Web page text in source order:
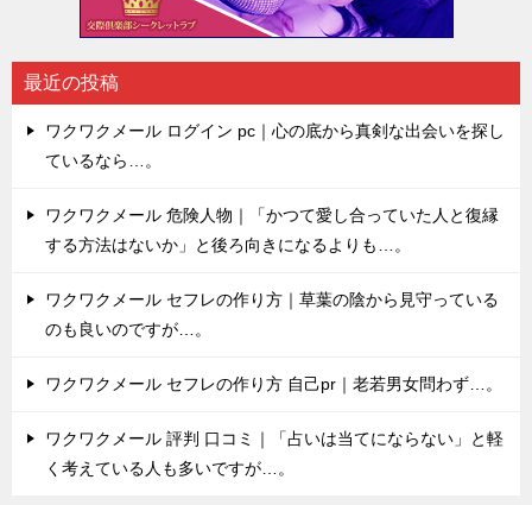
最近の投稿
ワクワクメール ログイン pc｜心の底から真剣な出会いを探し
ているなら…。
ワクワクメール 危険人物｜「かつて愛し合っていた人と復縁
する方法はないか」と後ろ向きになるよりも…。
ワクワクメール セフレの作り方｜草葉の陰から見守っている
のも良いのですが…。
ワクワクメール セフレの作り方 自己pr｜老若男女問わず…。
ワクワクメール 評判 口コミ｜「占いは当てにならない」と軽
く考えている人も多いですが…。